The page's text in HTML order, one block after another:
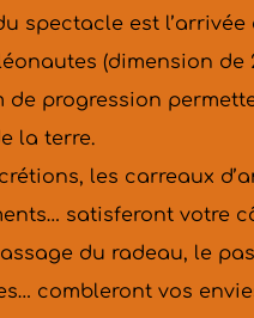
spectacle est
(dimension de
de progression
la terre.
les carreaux
satisferont votre
du radeau, le
combleront vos